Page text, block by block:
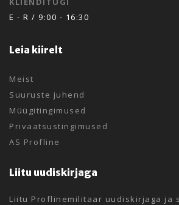
E - R / 9:00 - 16:30
Leia kiirelt
Meist
Suuruste juhend
Müügitingimused
Privaatsustingimused
AS Profline
Liitu uudiskirjaga
Liitu Proflinemilitaar uudiskirjaga ja